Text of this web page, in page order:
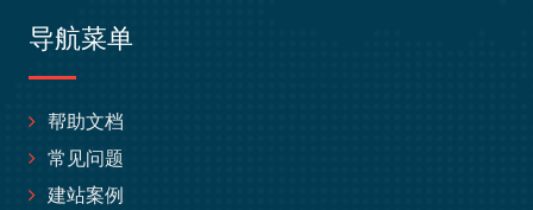
导航菜单
帮助文档
常见问题
建站案例